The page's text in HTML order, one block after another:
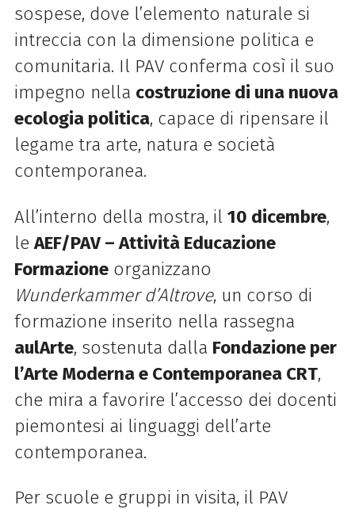
sospese, dove l’elemento naturale si
intreccia con la dimensione politica e
comunitaria. Il PAV conferma così il suo
impegno nella costruzione di una nuova
ecologia politica, capace di ripensare il
legame tra arte, natura e società
contemporanea.
All’interno della mostra, il 10 dicembre,
leAEF/PAV – Attività Educazione
Formazioneorganizzano
Wunderkammer d’Altrove, un corso di
formazione inserito nella rassegna
aulArte, sostenuta dalla Fondazione per
l’Arte Moderna e Contemporanea CRT,
che mira a favorire l’accesso dei docenti
piemontesi ai linguaggi dell’arte
contemporanea.
Per scuole e gruppi in visita, il PAV